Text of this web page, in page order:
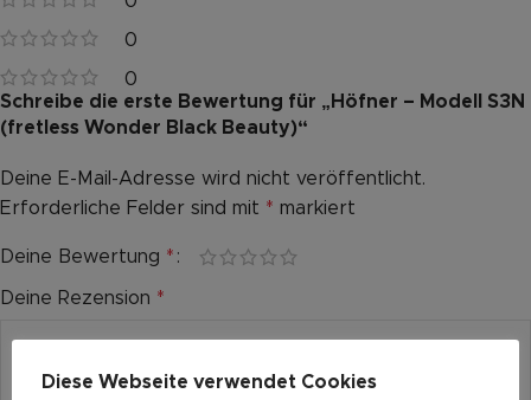
0
0
Schreibe die erste Bewertung für „Höfner – Modell S3N
(fretless Wonder Black Beauty)“
Deine E-Mail-Adresse wird nicht veröffentlicht.
Erforderliche Felder sind mit * markiert
Deine Bewertung *
Deine Rezension *
Alternative:
Diese Webseite verwendet Cookies